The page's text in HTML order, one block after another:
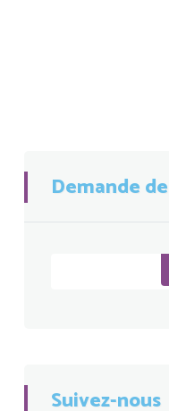
Demande
Suivez-nous